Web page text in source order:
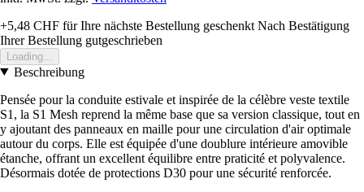
+5,48 CHF für Ihre nächste Bestellung geschenkt Nach Bestätigung
Ihrer Bestellung gutgeschrieben
Loading...
Beschreibung
Pensée pour la conduite estivale et inspirée de la célèbre veste textile
S1, la S1 Mesh reprend la même base que sa version classique, tout en
y ajoutant des panneaux en maille pour une circulation d'air optimale
autour du corps. Elle est équipée d'une doublure intérieure amovible
étanche, offrant un excellent équilibre entre praticité et polyvalence.
Désormais dotée de protections D30 pour une sécurité renforcée.